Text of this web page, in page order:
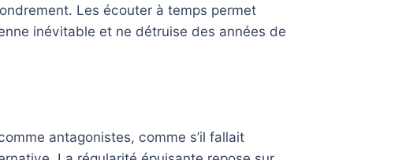
Les écouter à temps permet
inévitable et ne détruise des années de
antagonistes, comme s’il fallait